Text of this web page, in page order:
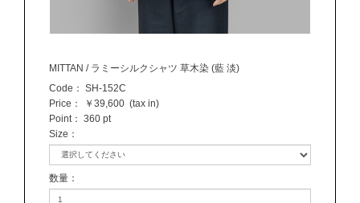
MITTAN / ラミーシルクシャツ 草木染 (藍 淡)
Code： SH-152C
Price：
￥39,600 (tax in)
Point： 360 pt
Size ：
数量 ：